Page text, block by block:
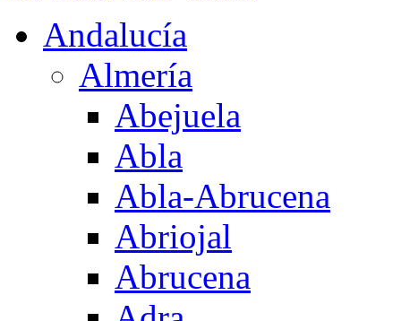
Andalucía
Almería
Abejuela
Abla
Abla-Abrucena
Abriojal
Abrucena